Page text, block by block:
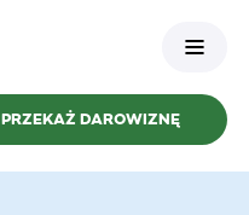
PRZEKAŻ DAROWIZNĘ